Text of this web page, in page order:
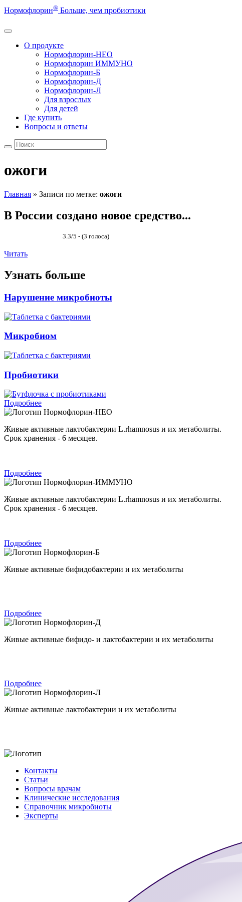
Нормофлорин® Больше, чем пробиотики
О продукте
Нормофлорин-НЕО
Нормофлорин ИММУНО
Нормофлорин-Б
Нормофлорин-Д
Нормофлорин-Л
Для взрослых
Для детей
Где купить
Вопросы и ответы
ожоги
Главная » Записи по метке: ожоги
В России создано новое средство...
3.3/5 - (3 голоса)
Читать
Узнать больше
Нарушение микробиоты
Микробиом
Пробиотики
Подробнее
Нормофлорин-НЕО
Живые активные лактобактерии L.rhamnosus и их метаболиты.
Срок хранения - 6 месяцев.
Подробнее
Нормофлорин-ИММУНО
Живые активные лактобактерии L.rhamnosus и их метаболиты.
Срок хранения - 6 месяцев.
Подробнее
Нормофлорин-Б
Живые активные бифидобактерии и их метаболиты
Подробнее
Нормофлорин-Д
Живые активные бифидо- и лактобактерии и их метаболиты
Подробнее
Нормофлорин-Л
Живые активные лактобактерии и их метаболиты
Контакты
Статьи
Вопросы врачам
Клинические исследования
Справочник микробиоты
Эксперты